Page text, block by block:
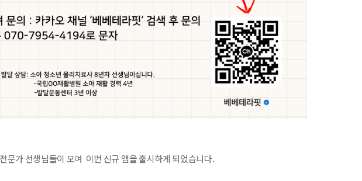
문가 선생님들이 모여 이번 신규 앱을 출시하게 되었습니다.